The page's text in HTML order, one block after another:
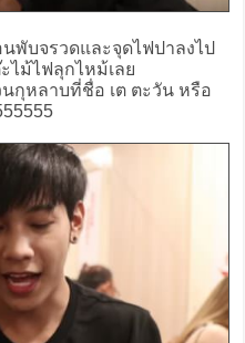
พับจรวดและจุดไฟปาลงไป
ไม้ไฟลุกไหม้เลย
กุหลาบที่ชื่อ เต ตะวัน หรือ